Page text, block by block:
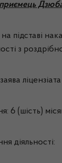
підставі
з
(шість)
діяльності: